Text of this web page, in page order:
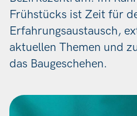
Frühstücks ist Zeit für
Erfahrungsaustausch,
aktuellen Themen und
das Baugeschehen.